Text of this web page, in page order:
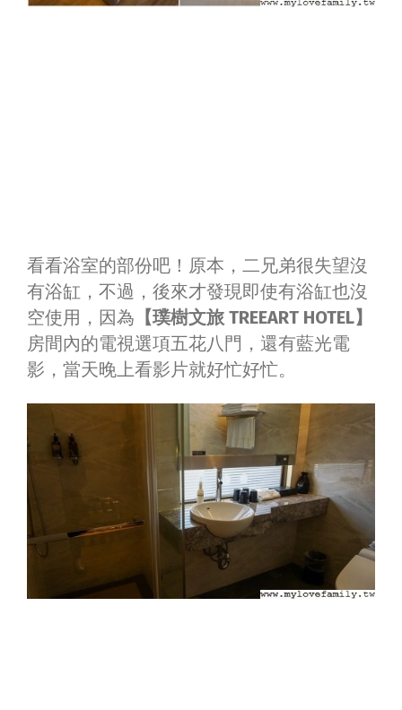
看看浴室的部份吧！原本，二兄弟很失望沒
有浴缸，不過，後來才發現即使有浴缸也沒
空使用，因為 【璞樹文旅 TREEART HOTEL】
房間內的電視選項五花八門，還有藍光電
影，當天晚上看影片就好忙好忙。